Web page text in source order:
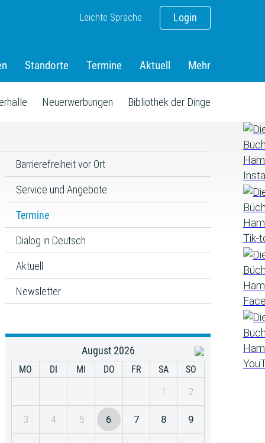
Login
Leichte Sprache
Standorte Termine Aktuell Mehr
Neuerwerbungen Bibliothek der Dinge
Barrierefreiheit vor Ort
Service und Angebote
Termine
Dialog in Deutsch
Aktuell
Newsletter
August 2026
MO DI MI DO FR SA SO
1 2
3 4 5 6 7 8 9